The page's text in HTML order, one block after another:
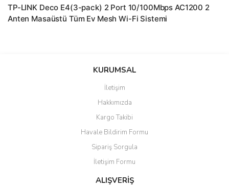
TP-LINK Deco E4(3-pack) 2 Port 10/100Mbps AC1200 2
Anten Masaüstü Tüm Ev Mesh Wi-Fi Sistemi
Bu ürüne ilk yorumu siz yapın!
güzel paketlenmiş ama yanında
ile 24 izlenmektedir diye küçük
bir tabela olsa daha hoş
hızlı güvenli bir alışveriş oldu
KURUMSAL
İletişim
Hakkımızda
Kargo Takibi
Havale Bildirim Formu
Sipariş Sorgula
İletişim Formu
ALIŞVERİŞ